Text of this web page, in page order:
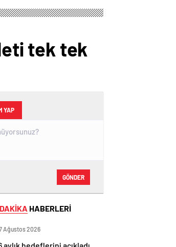
tek tek
YAP
GÖNDER
HABERLERİ
Ağustos 2026